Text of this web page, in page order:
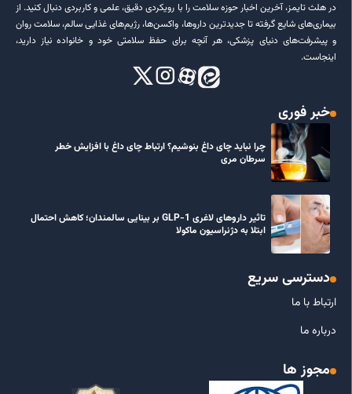
در هلث تایمز، آخرین اخبار حوزه سلامت را با رویکردی دقیق، علمی و کاربردی دنبال کنید. از
بیماری‌های شایع گرفته تا جدیدترین داروها، واکسن‌ها، رژیم‌های غذایی سالم، سلامت روان
و پیشرفت‌های دنیای پزشکی، هر آنچه برای حفظ سلامتی خود و خانواده نیاز دارید،
اینجاست.
خبر فوری
چرا نباید چای داغ بنوشیم؟ ارتباط چای داغ با افزایش خطر
سرطان مری
تاثیر داروهای لاغری GLP-1 بر بینایی سالمندان؛ کاهش احتمال
ابتلا به دژنراسیون ماکولا
دسترسی سریع
ارتباط با ما
درباره ما
مجوز ها